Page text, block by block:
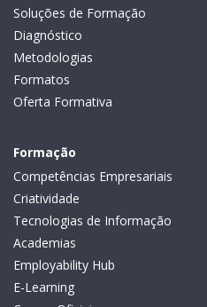
Soluções de Formação
Diagnóstico
Metodologias
Formatos
Oferta Formativa
Formação
Competências Empresariais
Criatividade
Tecnologias de Informação
Academias
Employability Hub
E-Learning